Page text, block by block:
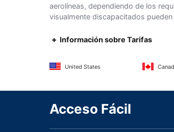
aerolíneas, dependiendo de los
visualmente discapacitados
Información sobre Tarifas
United States
Acceso Fácil